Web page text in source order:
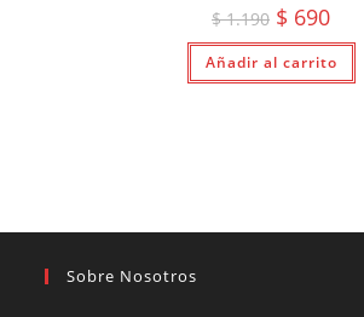
$1.190 El
precio
original
era:
$ 1.190.
$ 690El
es:
$
Añadir al carrito
Sobre Nosotros